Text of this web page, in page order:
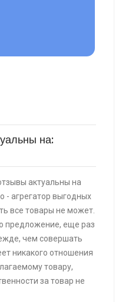
LED55UQB31 QLED,
ТВ, Google TV
buyson 200х160 со
, если оплачивать
на:
актуальны на
- агрегатор выгодных
все товары не может.
предложение, еще раз
чем совершать
никакого отношения
товару,
за товар не